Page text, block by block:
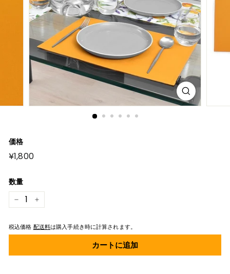
価格
元
格
¥1,800¥1,800
数量
− +
税込価格 配送料は購入手続き時に計算されます。
カートに追加